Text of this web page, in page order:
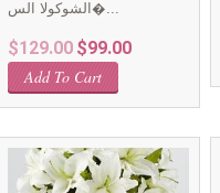
الشوكولا الس�...
$129.00 Original
was:
$99.00Current
Add To Cart